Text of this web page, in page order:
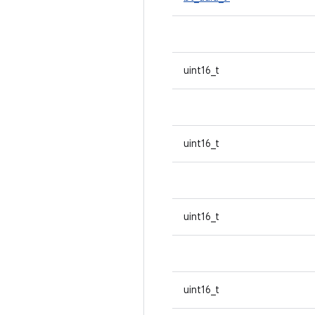
uint16_t
uint16_t
uint16_t
uint16_t